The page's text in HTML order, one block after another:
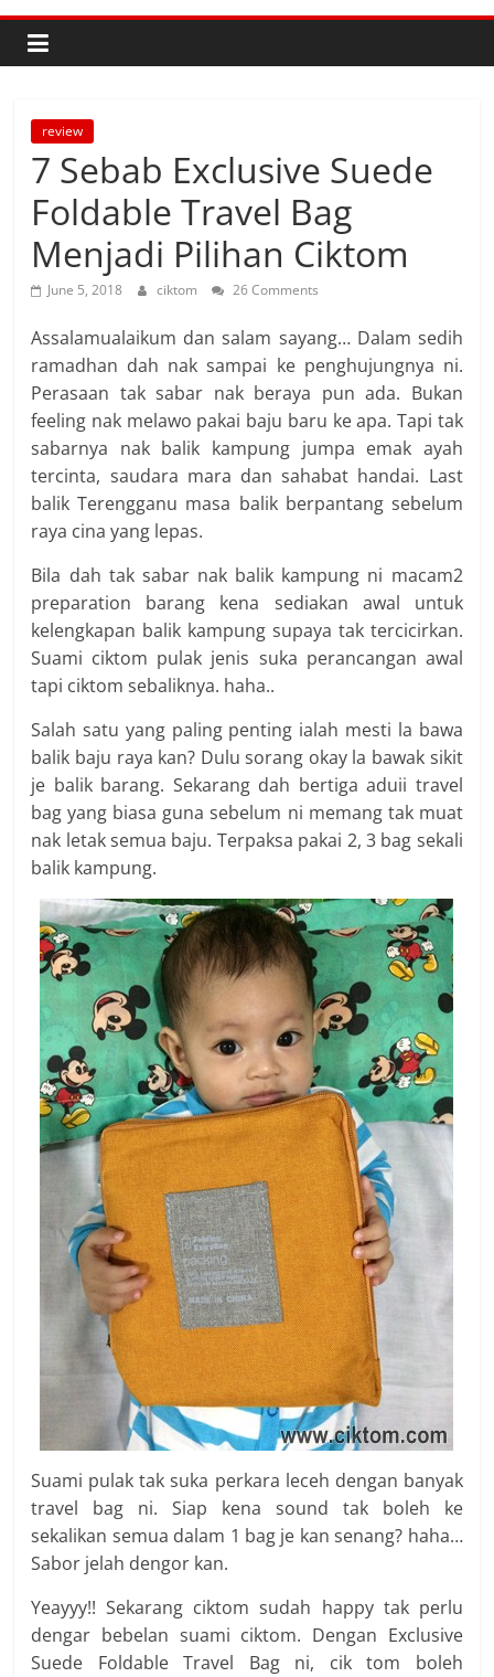
review
7 Sebab Exclusive Suede
Foldable Travel Bag
Menjadi Pilihan Ciktom
June 5, 2018 ciktom 26 Comments
Assalamualaikum dan salam sayang… Dalam sedih
ramadhan dah nak sampai ke penghujungnya ni.
Perasaan tak sabar nak beraya pun ada. Bukan
feeling nak melawo pakai baju baru ke apa. Tapi tak
sabarnya nak balik kampung jumpa emak ayah
tercinta, saudara mara dan sahabat handai. Last
balik Terengganu masa balik berpantang sebelum
raya cina yang lepas.
Bila dah tak sabar nak balik kampung ni macam2
preparation barang kena sediakan awal untuk
kelengkapan balik kampung supaya tak tercicirkan.
Suami ciktom pulak jenis suka perancangan awal
tapi ciktom sebaliknya. haha..
Salah satu yang paling penting ialah mesti la bawa
balik baju raya kan? Dulu sorang okay la bawak sikit
je balik barang. Sekarang dah bertiga aduii travel
bag yang biasa guna sebelum ni memang tak muat
nak letak semua baju. Terpaksa pakai 2, 3 bag sekali
balik kampung.
Suami pulak tak suka perkara leceh dengan banyak
travel bag ni. Siap kena sound tak boleh ke
sekalikan semua dalam 1 bag je kan senang? haha…
Sabor jelah dengor kan.
Yeayyy!! Sekarang ciktom sudah happy tak perlu
dengar bebelan suami ciktom. Dengan Exclusive
Suede Foldable Travel Bag ni, cik tom boleh